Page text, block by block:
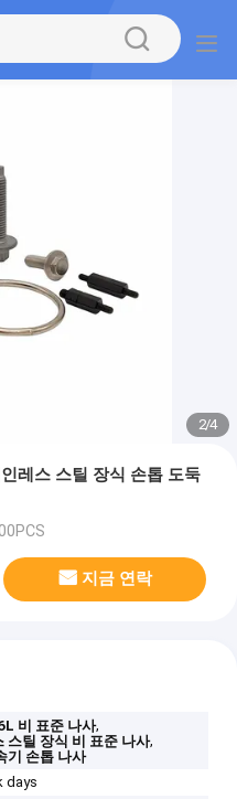
2/4
레스 스틸 장식 손톱 도둑
지금 연락
비 표준 나사,
스틸 장식 비 표준 나사,
기 손톱 나사
days